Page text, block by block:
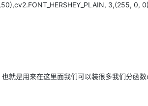
3,(255, 0,
就是用来在这里面我们可以装很多我们分函数